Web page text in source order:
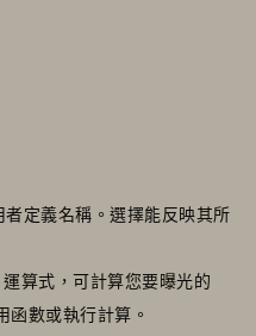
者定義名稱。選擇能反映其所
運算式，可計算您要曝光的
函數或執行計算。